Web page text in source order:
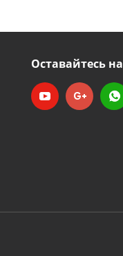
Оставайтесь